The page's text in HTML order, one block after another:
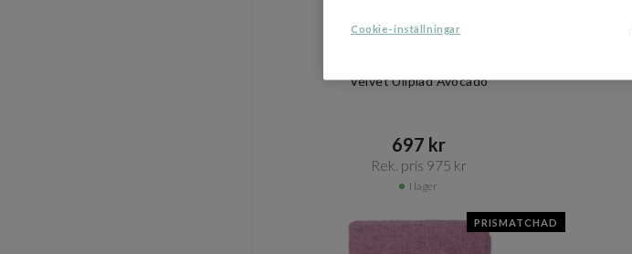
Velvet Ullpläd Avocado
697 kr​​
Rek. pris 975 kr​​
I lager
PRISMATCHAD
Cookie-inställningar